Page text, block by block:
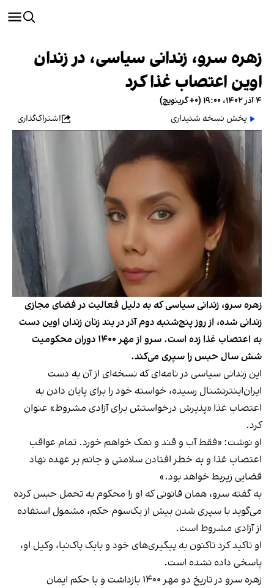
زهره سرو، زندانی سیاسی، در زندان
اوین اعتصاب غذا کرد
۴ آذر ۱۴۰۲، ۱۹:۰۰ (‎+۰ گرینویچ)
پخش نسخه شنیداری
اشتراک‌گذاری
زهره سرو، زندانی سیاسی که به دلیل فعالیت در فضای مجازی
زندانی شده، از روز پنج‌شنبه دوم آذر در بند زنان زندان اوین دست
به اعتصاب غذا زده است. سرو از مهر ۱۴۰۰ دوران محکومیت
شش سال حبس را سپری می‌کند.
این زندانی سیاسی در نامه‌ای که نسخه‌ای از آن به دست
ایران‌اینترنشنال رسیده، خواسته خود را برای پایان دادن به
اعتصاب غذا «پذیرش درخواستش برای آزادی مشروط» عنوان
کرد.
او نوشت: «فقط آب و قند و نمک خواهم خورد. تمام عواقب
اعتصاب غذا و به خطر افتادن سلامتی و جانم بر عهده نهاد‌
قضایی زیربط خواهد بود.»
به گفته سرو، همان قانونی که او را محکوم به تحمل حبس کرده
می‌گوید با سپری شدن بیش از یک‌سوم حکم، مشمول استفاده
از آزادی‌ مشروط است.
او تاکید کرد تاکنون به پیگیری‌های خود و بابک پاک‌نیا، وکیل او،
پاسخی داده نشده است.
زهره سرو در تاریخ دو مهر ۱۴۰۰ بازداشت و با حکم ایمان